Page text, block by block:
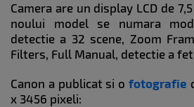
Camera are un display LCD de
noului model se numara
detectie a 32 scene, Zoom
Filters, Full Manual, detectie a
Canon a publicat si o fotografie
x 3456 pixeli: